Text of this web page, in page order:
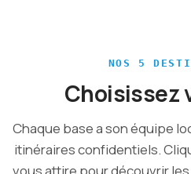
NOS 5
Choisissez
Chaque base a son équipe
itinéraires confidentiels.
Seychelles.
POINTE-À-PITRE · MARINA
Caraibes.
BONIFACIO · PORT DE
LARMOR-PLAGE · PORT DE